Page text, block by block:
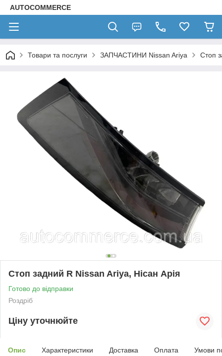
AUTOCOMMERCE
Товари та послуги ЗАПЧАСТИНИ Nissan Ariya Стоп
Стоп задний R Nissan Ariya, Нісан Арія
Готово до відправки
Роздріб
Ціну уточнюйте
Опис Характеристики Доставка Оплата Умови